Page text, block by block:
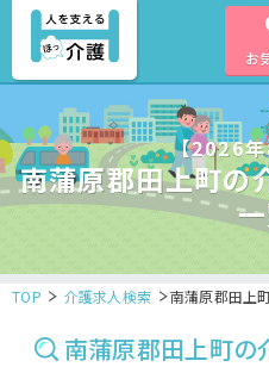
お
【2026
南蒲原郡田上町の
TOP 介護求人検索 南蒲原郡田上
南蒲原郡田上町の